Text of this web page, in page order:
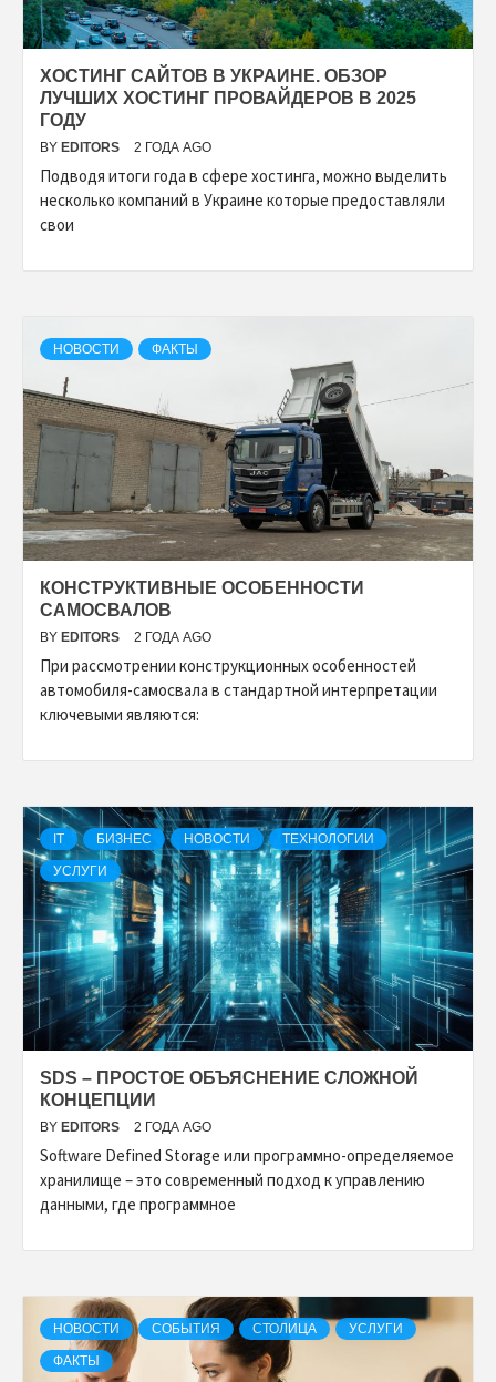
ХОСТИНГ САЙТОВ В УКРАИНЕ. ОБЗОР
ЛУЧШИХ ХОСТИНГ ПРОВАЙДЕРОВ В 2025
ГОДУ
BY EDITORS 2 ГОДА AGO
Подводя итоги года в сфере хостинга, можно выделить
несколько компаний в Украине которые предоставляли
свои
НОВОСТИ ФАКТЫ
КОНСТРУКТИВНЫЕ ОСОБЕННОСТИ
САМОСВАЛОВ
BY EDITORS 2 ГОДА AGO
При рассмотрении конструкционных особенностей
автомобиля-самосвала в стандартной интерпретации
ключевыми являются:
IT БИЗНЕС НОВОСТИ ТЕХНОЛОГИИ
УСЛУГИ
SDS – ПРОСТОЕ ОБЪЯСНЕНИЕ СЛОЖНОЙ
КОНЦЕПЦИИ
BY EDITORS 2 ГОДА AGO
Software Defined Storage или программно-определяемое
хранилище – это современный подход к управлению
данными, где программное
НОВОСТИ СОБЫТИЯ СТОЛИЦА УСЛУГИ
ФАКТЫ